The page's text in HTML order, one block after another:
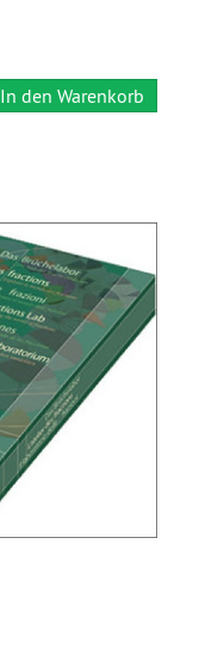
In den Warenkorb